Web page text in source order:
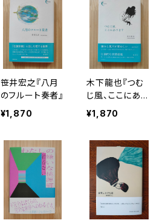
笹井宏之『八月
のフルート奏者』
¥1,870
木下龍也『つむ
じ風、ここにあり
ます』
¥1,870